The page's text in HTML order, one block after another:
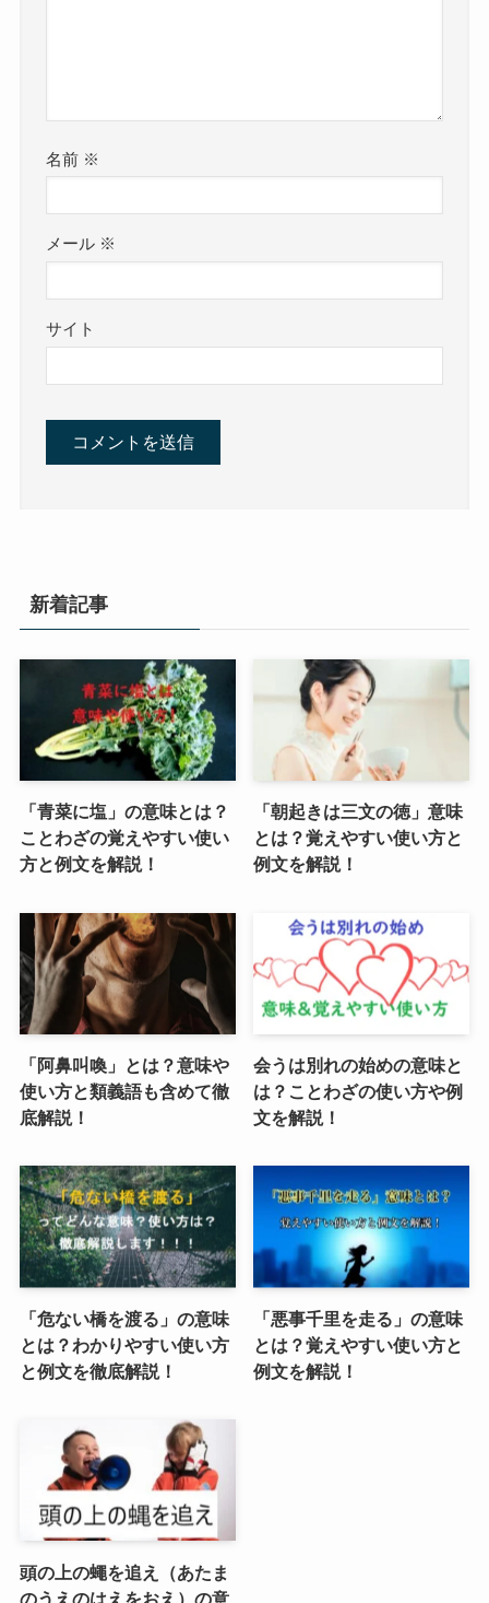
名前 ※
メール ※
サイト
新着記事
「青菜に塩」の意味とは？
ことわざの覚えやすい使い
方と例文を解説！
「朝起きは三文の徳」意味
とは？覚えやすい使い方と
例文を解説！
「阿鼻叫喚」とは？意味や
使い方と類義語も含めて徹
底解説！
会うは別れの始めの意味と
は？ことわざの使い方や例
文を解説！
「危ない橋を渡る」の意味
とは？わかりやすい使い方
と例文を徹底解説！
「悪事千里を走る」の意味
とは？覚えやすい使い方と
例文を解説！
頭の上の蠅を追え（あたま
のうえのはえをおえ）の意